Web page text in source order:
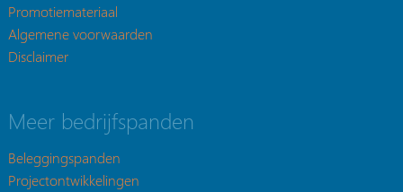
Promotiemateriaal
Algemene voorwaarden
Disclaimer
Meer bedrijfspanden
Beleggingspanden
Projectontwikkelingen